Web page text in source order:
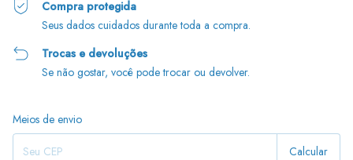
Compra protegida
Seus dados cuidados durante toda a compra.
Trocas e devoluções
Se não gostar, você pode trocar ou devolver.
Entregas para o CEP:
Meios de envio
Calcular